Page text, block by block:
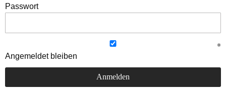
Passwort
Angemeldet bleiben